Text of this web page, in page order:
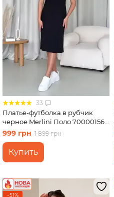
33
Платье-футболка в рубчик
черное Merlini Поло 700001561
размер L-XL
999 грн 1 899 грн
Купить
−51%